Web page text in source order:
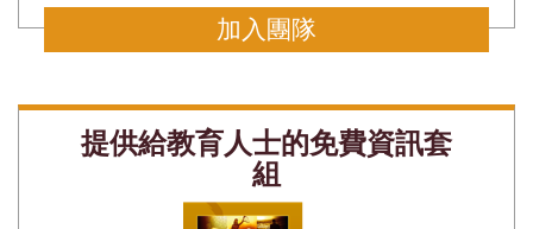
加入團隊
提供給教育人士的免費資訊套
組